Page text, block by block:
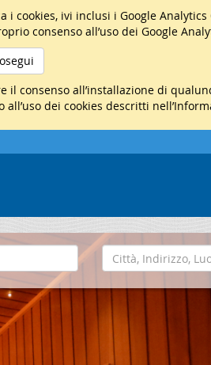
cookies, ivi inclusi i Google
consenso all’uso dei Google
consenso all’installazione di
dei cookies descritti